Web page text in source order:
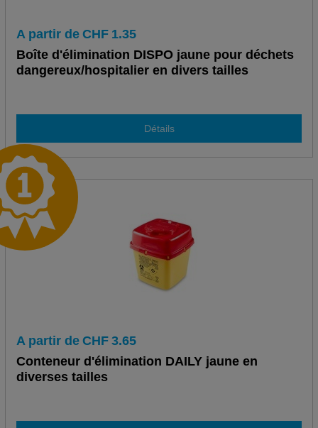
A partir de CHF 1.35
Boîte d'élimination DISPO jaune pour déchets
dangereux/hospitalier en divers tailles
Détails
A partir de CHF 3.65
Conteneur d'élimination DAILY jaune en
diverses tailles